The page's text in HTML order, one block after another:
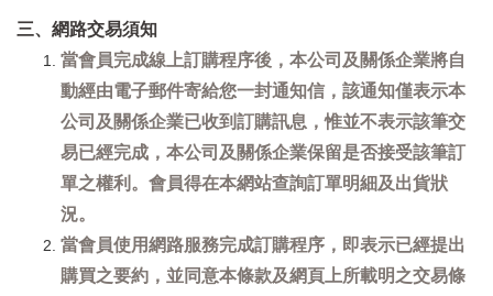
三、網路交易須知
當會員完成線上訂購程序後，本公司及關係企業將自
動經由電子郵件寄給您一封通知信，該通知僅表示本
公司及關係企業已收到訂購訊息，惟並不表示該筆交
易已經完成，本公司及關係企業保留是否接受該筆訂
單之權利。會員得在本網站查詢訂單明細及出貨狀
況。
當會員使用網路服務完成訂購程序，即表示已經提出
購買之要約，並同意本條款及網頁上所載明之交易條